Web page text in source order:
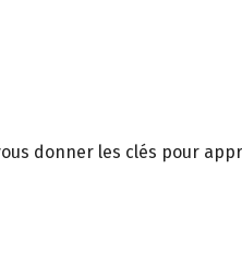
donner les clés pour